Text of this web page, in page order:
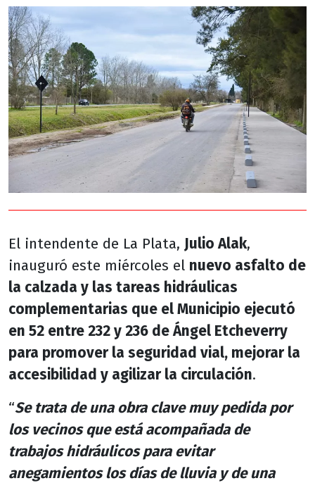
El intendente de La Plata, Julio Alak,
inauguró este miércoles el nuevo asfalto de
la calzada y las tareas hidráulicas
complementarias que el Municipio ejecutó
en 52 entre 232 y 236 de Ángel Etcheverry
para promover la seguridad vial, mejorar la
accesibilidad y agilizar la circulación.
“Se trata de una obra clave muy pedida por
los vecinos que está acompañada de
trabajos hidráulicos para evitar
anegamientos los días de lluvia y de una